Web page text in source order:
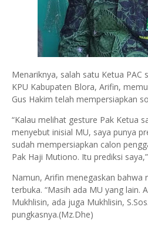
Menariknya, salah satu Ketua PAC
KPU Kabupaten Blora, Arifin,
Gus Hakim telah mempersiapkan
“Kalau melihat gesture Pak Ketua
menyebut inisial MU, saya punya
sudah mempersiapkan calon
Pak Haji Mutiono. Itu prediksi
Namun, Arifin menegaskan bahwa
terbuka. “Masih ada MU yang lain.
Mukhlisin, ada juga Mukhlisin,
pungkasnya.(Mz.Dhe)